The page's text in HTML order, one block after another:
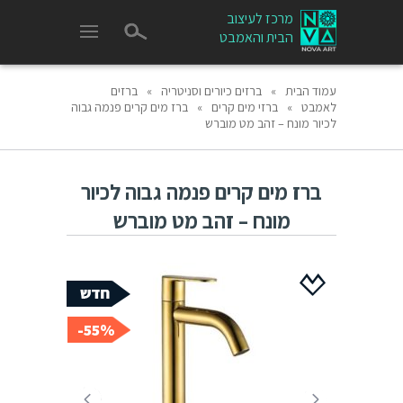
מרכז לעיצוב
הבית והאמבט
עמוד הבית » ברזים כיורים וסניטריה »
ברזים
לאמבט » ברזי מים קרים »
ברז מים קרים פנמה גבוה
לכיור מונח – זהב מט מוברש
ברז מים קרים פנמה גבוה לכיור
מונח – זהב מט מוברש
55%-